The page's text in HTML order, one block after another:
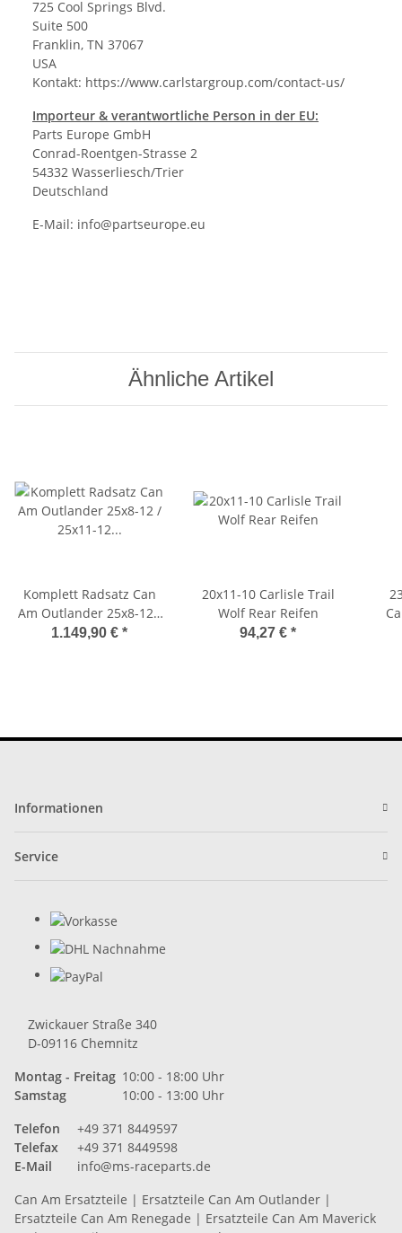
725 Cool Springs Blvd.
Suite 500
Franklin, TN 37067
USA
Kontakt: https://www.carlstargroup.com/contact-us/
Importeur & verantwortliche Person in der EU:
Parts Europe GmbH
Conrad-Roentgen-Strasse 2
54332 Wasserliesch/Trier
Deutschland
E-Mail: info@partseurope.eu
Ähnliche Artikel
Komplett Radsatz Can
Am Outlander 25x8-12 /
25x11-12 Carlisle Reifen
1.149,90 € *
20x11-10 Carlisle Trail
Wolf Rear Reifen
94,27 € *
Informationen
Service
Zwickauer Straße 340
D-09116 Chemnitz
Montag - Freitag 10:00 - 18:00 Uhr
Samstag
10:00 - 13:00 Uhr
Telefon
+49 371 8449597
Telefax
+49 371 8449598
E-Mail
info@ms-raceparts.de
Can Am Ersatzteile | Ersatzteile Can Am Outlander |
Ersatzteile Can Am Renegade | Ersatzteile Can Am Maverick